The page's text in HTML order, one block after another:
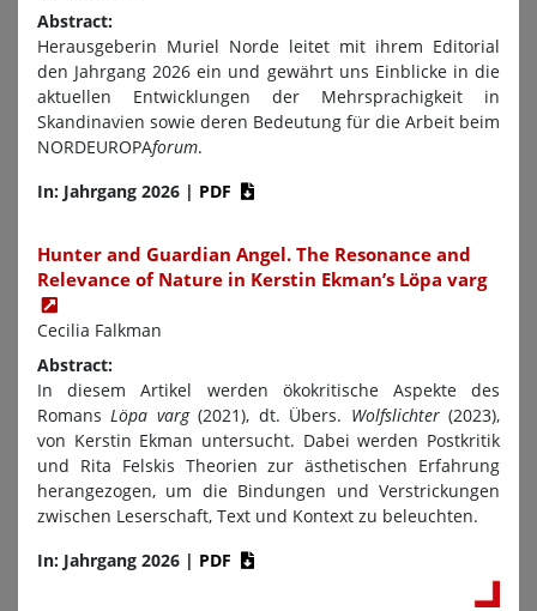
Abstract:
Herausgeberin Muriel Norde leitet mit ihrem Editorial
den Jahrgang 2026 ein und gewährt uns Einblicke in die
aktuellen Entwicklungen der Mehrsprachigkeit in
Skandinavien sowie deren Bedeutung für die Arbeit beim
NORDEUROPAforum.
In: Jahrgang 2026 | PDF
Hunter and Guardian Angel. The Resonance and
Relevance of Nature in Kerstin Ekman’s Löpa varg
Cecilia Falkman
Abstract:
In diesem Artikel werden ökokritische Aspekte des
RomansLöpa varg(2021), dt. Übers. Wolfslichter(2023),
von Kerstin Ekman untersucht. Dabei werden Postkritik
und Rita Felskis Theorien zur ästhetischen Erfahrung
herangezogen, um die Bindungen und Verstrickungen
zwischen Leserschaft, Text und Kontext zu beleuchten.
In: Jahrgang 2026 | PDF